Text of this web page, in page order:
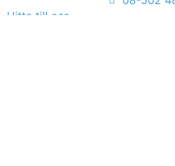
Hitta till oss